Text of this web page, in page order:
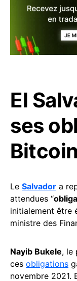
El
ses
Bitcoin
Le Salvador a
attendues “
initialement être
ministre des
Nayib Bukele, le
ces obligations
novembre 2021.